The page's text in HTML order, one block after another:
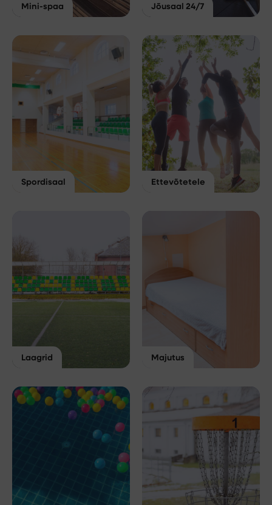
Mini-spaa Jõusaal 24/7
Spordisaal Ettevõtetele
Laagrid Majutus